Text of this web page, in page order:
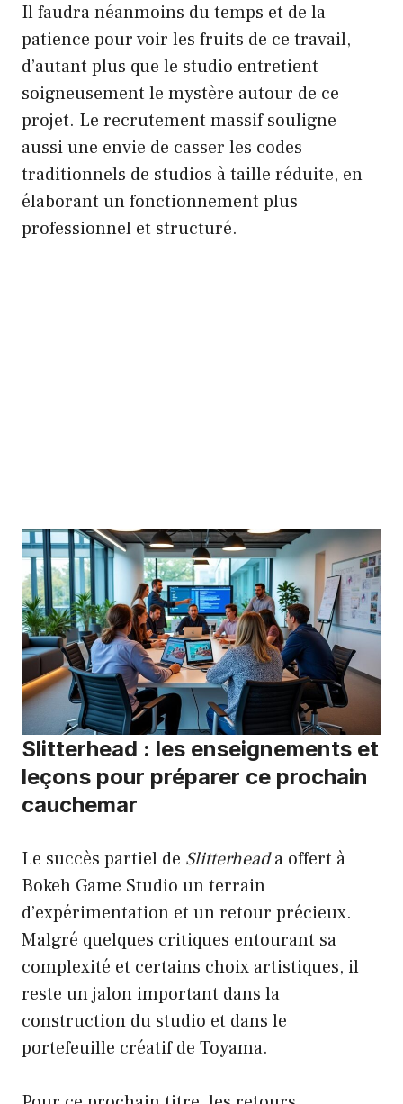
Il faudra néanmoins du temps et de la
patience pour voir les fruits de ce travail,
d’autant plus que le studio entretient
soigneusement le mystère autour de ce
projet. Le recrutement massif souligne
aussi une envie de casser les codes
traditionnels de studios à taille réduite, en
élaborant un fonctionnement plus
professionnel et structuré.
Slitterhead : les enseignements et
leçons pour préparer ce prochain
cauchemar
Le succès partiel de Slitterheada offert à
Bokeh Game Studio un terrain
d’expérimentation et un retour précieux.
Malgré quelques critiques entourant sa
complexité et certains choix artistiques, il
reste un jalon important dans la
construction du studio et dans le
portefeuille créatif de Toyama.